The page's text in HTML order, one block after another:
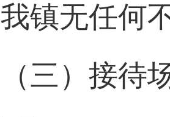
我镇无任何
（三）接待